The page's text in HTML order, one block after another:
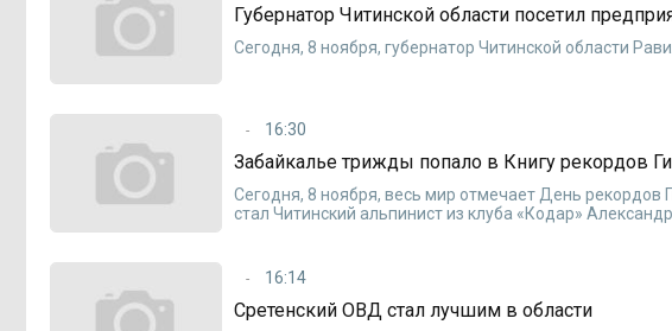
Губернатор Читинской области посетил
Сегодня, 8 ноября, губернатор Читинской области
16:30
Забайкалье трижды попало в Книгу рекордов
Сегодня, 8 ноября, весь мир отмечает День
стал Читинский альпинист из клуба «Кодаp»
16:14
Сретенский ОВД стал лучшим в области